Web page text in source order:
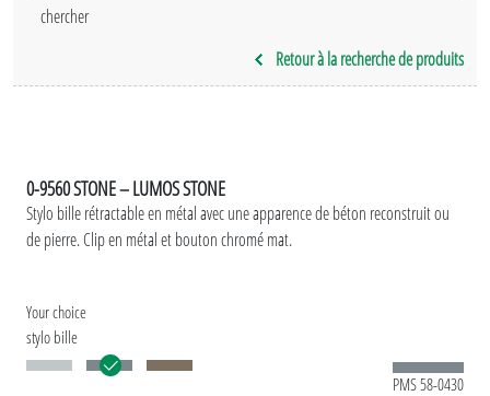
Retour à la recherche de produits
0-9560 STONE – LUMOS STONE
Stylo bille rétractable en métal avec une apparence de béton reconstruit ou
de pierre. Clip en métal et bouton chromé mat.
Your choice
stylo bille
PMS 58-0430